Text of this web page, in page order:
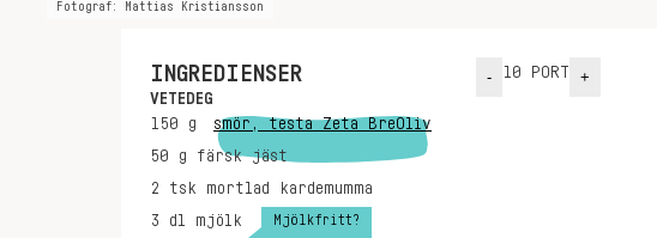
Fotograf: Mattias Kristiansson
INGREDIENSER - 10 PORT +
VETEDEG
150 g
smör, testa Zeta BreOliv
50 g
färsk jäst
2 tsk
mortlad kardemumma
3 dl mjölk Mjölkfritt?